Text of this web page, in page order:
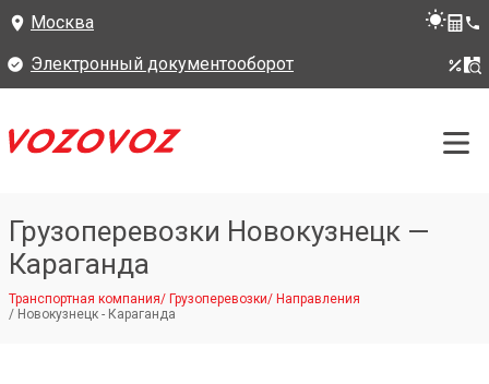
Москва
Электронный документооборот
Грузоперевозки Новокузнецк —
Караганда
Транспортная компания/ Грузоперевозки/ Направления
/ Новокузнецк - Караганда